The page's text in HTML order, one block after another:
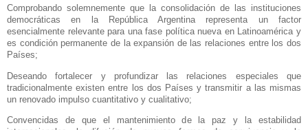
Comprobando solemnemente que la consolidación de las instituciones
democráticas en
la República Argentinarepresenta un factor
esencialmente relevante para una fase política nueva en Latinoamérica y
es condición permanente de la expansión de las relaciones entre los dos
Países;
Deseando fortalecer y profundizar las relaciones especiales que
tradicionalmente existen entre los dos Países y transmitir a las mismas
un renovado impulso cuantitativo y cualitativo;
Convencidas de que el mantenimiento de la paz y la estabilidad